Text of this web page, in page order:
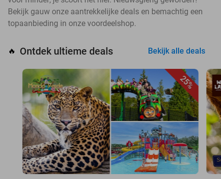
Bekijk gauw onze aantrekkelijke deals en bemachtig een
topaanbieding in onze voordeelshop.
🔥 Ontdek ultieme deals Bekijk alle deals
25%